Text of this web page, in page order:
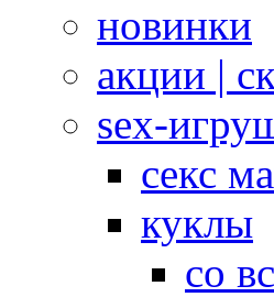
новинки
акции |
sex-
секс
куклы
со